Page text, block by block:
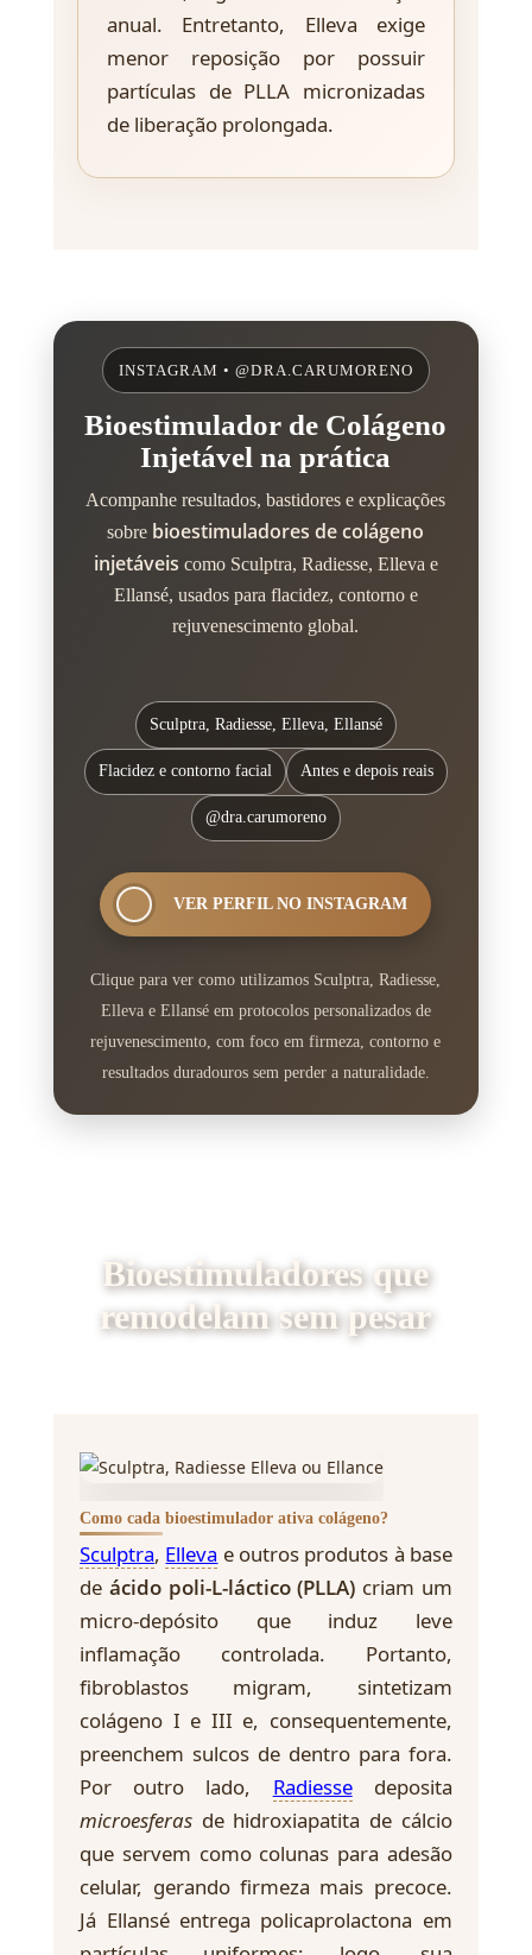
anual. Entretanto, Elleva exige
menor reposição por possuir
partículas de PLLA micronizadas
de liberação prolongada.
INSTAGRAM • @DRA.CARUMORENO
Bioestimulador de Colágeno
Injetável na prática
Acompanhe resultados, bastidores e explicações
sobre bioestimuladores de colágeno
injetáveis como Sculptra, Radiesse, Elleva e
Ellansé, usados para flacidez, contorno e
rejuvenescimento global.
Sculptra, Radiesse, Elleva, Ellansé
Flacidez e contorno facial Antes e depois reais
@dra.carumoreno
VER PERFIL NO INSTAGRAM
Dermatologia & bioestimuladores de
colágeno
Clique para ver como utilizamos Sculptra, Radiesse,
Elleva e Ellansé em protocolos personalizados de
rejuvenescimento, com foco em firmeza, contorno e
resultados duradouros sem perder a naturalidade.
Bioestimuladores que
remodelam sem pesar
Como cada bioestimulador ativa colágeno?
Sculptra, Elleva e outros produtos à base
de ácido poli-L-láctico (PLLA) criam um
micro-depósito que induz leve
inflamação controlada. Portanto,
fibroblastos migram, sintetizam
colágeno I e III e, consequentemente,
preenchem sulcos de dentro para fora.
Por outro lado, Radiessedeposita
microesferas de hidroxiapatita de cálcio
que servem como colunas para adesão
celular, gerando firmeza mais precoce.
Já Ellansé entrega policaprolactona em